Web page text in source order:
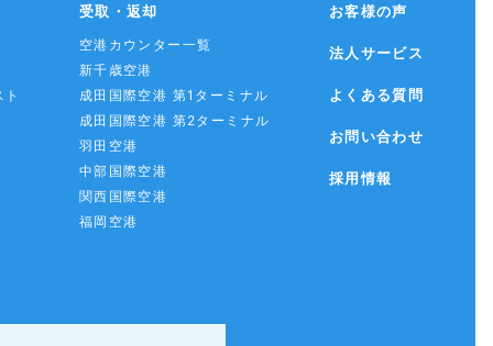
受取・返却
空港カウンター一覧
新千歳空港
成田国際空港 第1ターミナル
成田国際空港 第2ターミナル
羽田空港
中部国際空港
関西国際空港
福岡空港
お客様の声
法人サービス
よくある質問
お問い合わせ
採用情報